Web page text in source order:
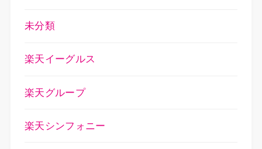
未分類
楽天イーグルス
楽天グループ
楽天シンフォニー